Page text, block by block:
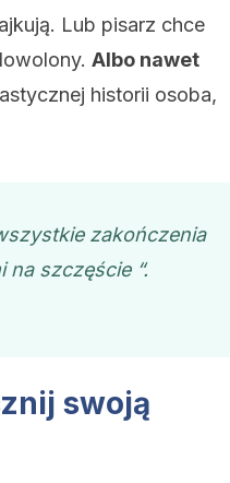
Lub pisarz chce
Albo nawet
historii osoba,
zakończenia
szczęście “.
swoją